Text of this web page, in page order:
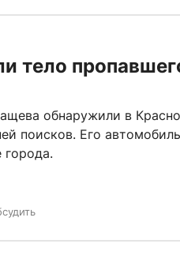
тело
обнаружили в
поисков. Его
города.